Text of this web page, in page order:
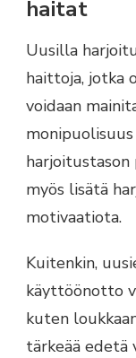
haitat
Uusilla
haittoja, jotka
voidaan
myös lisätä
motivaatiota.
Kuitenkin,
käyttöönotto
kuten
tärkeää edetä